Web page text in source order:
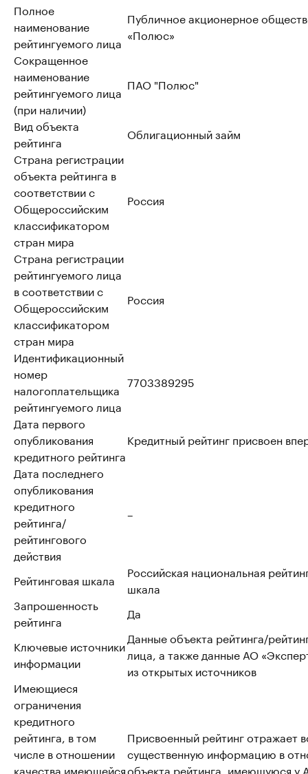
Полное
наименование
рейтингуемого лица
Публичное акционерное
«Полюс»
Сокращенное
наименование
рейтингуемого лица
(при наличии)
ПАО "Полюс"
Вид объекта
рейтинга
Облигационный займ
Страна регистрации
объекта рейтинга в
соответствии с
Общероссийским
классификатором
стран мира
Россия
Страна регистрации
рейтингуемого лица
в соответствии с
Общероссийским
классификатором
стран мира
Россия
Идентификационный
номер
налогоплательщика
рейтингуемого лица
7703389295
Дата первого
опубликования
кредитного рейтинга
Кредитный рейтинг присвоен
Дата последнего
опубликования
кредитного
рейтинга/
рейтингового
действия
–
Рейтинговая шкала
Российская национальная
шкала
Запрошенность
рейтинга
Да
Ключевые источники
информации
Данные объекта рейтинга/
лица, а также данные АО
из открытых источников
Имеющиеся
ограничения
кредитного
рейтинга, в том
числе в отношении
качества имеющейся
Присвоенный рейтинг отражает
существенную информацию в
объекта рейтинга, имеющуюся у